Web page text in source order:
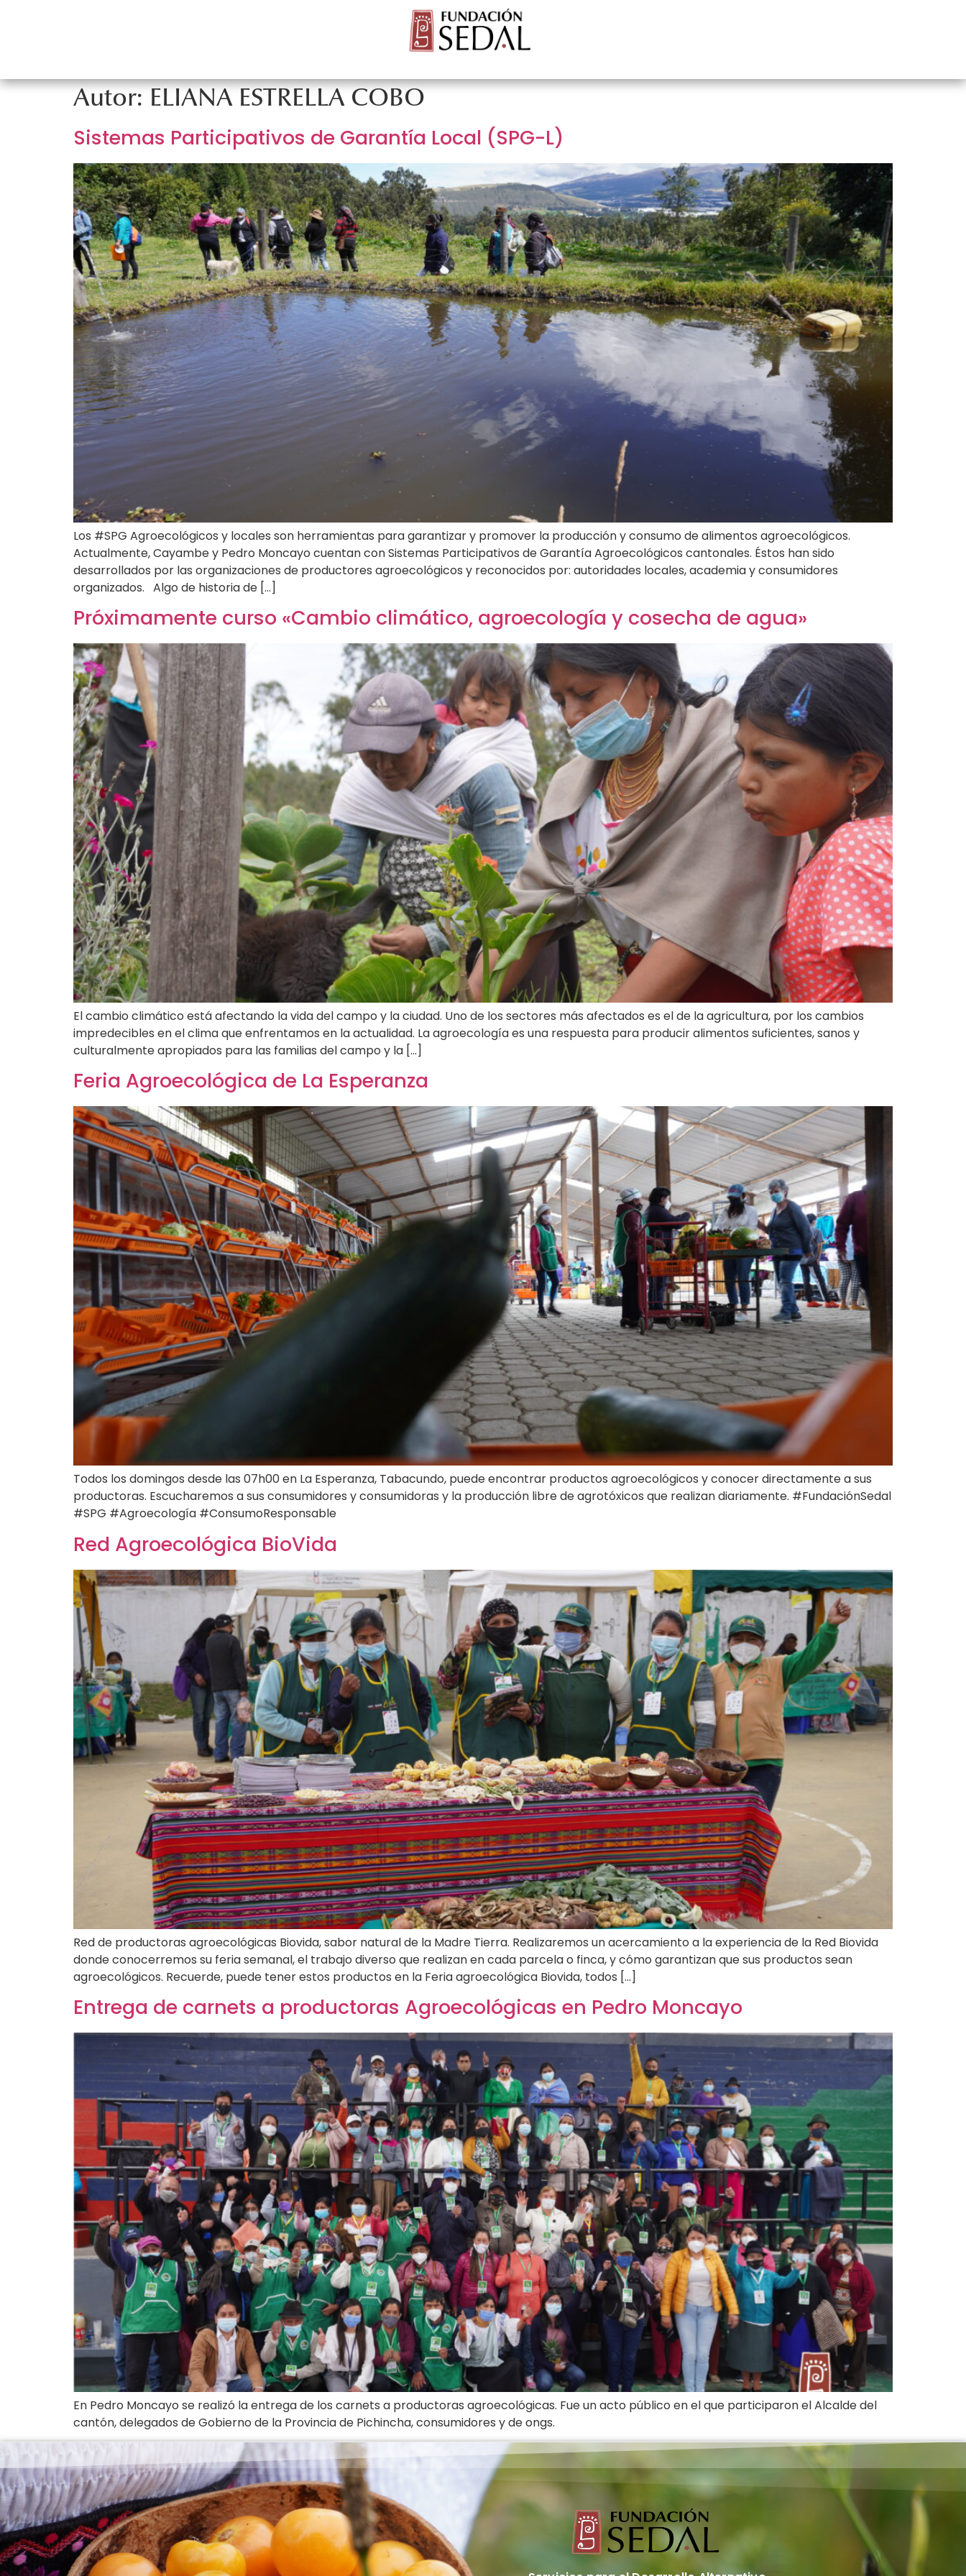
Autor: ELIANA ESTRELLA COBO
Sistemas Participativos de Garantía Local (SPG-L)
Los #SPG Agroecológicos y locales son herramientas para garantizar y promover la producción y consumo de alimentos agroecológicos.
Actualmente, Cayambe y Pedro Moncayo cuentan con Sistemas Participativos de Garantía Agroecológicos cantonales. Éstos han sido
desarrollados por las organizaciones de productores agroecológicos y reconocidos por: autoridades locales, academia y consumidores
organizados. Algo de historia de […]
Próximamente curso «Cambio climático, agroecología y cosecha de agua»
El cambio climático está afectando la vida del campo y la ciudad. Uno de los sectores más afectados es el de la agricultura, por los cambios
impredecibles en el clima que enfrentamos en la actualidad. La agroecología es una respuesta para producir alimentos suficientes, sanos y
culturalmente apropiados para las familias del campo y la […]
Feria Agroecológica de La Esperanza
Todos los domingos desde las 07h00 en La Esperanza, Tabacundo, puede encontrar productos agroecológicos y conocer directamente a sus
productoras. Escucharemos a sus consumidores y consumidoras y la producción libre de agrotóxicos que realizan diariamente. #FundaciónSedal
#SPG #Agroecología #ConsumoResponsable
Red Agroecológica BioVida
Red de productoras agroecológicas Biovida, sabor natural de la Madre Tierra. Realizaremos un acercamiento a la experiencia de la Red Biovida
donde conocerremos su feria semanal, el trabajo diverso que realizan en cada parcela o finca, y cómo garantizan que sus productos sean
agroecológicos. Recuerde, puede tener estos productos en la Feria agroecológica Biovida, todos […]
Entrega de carnets a productoras Agroecológicas en Pedro Moncayo
En Pedro Moncayo se realizó la entrega de los carnets a productoras agroecológicas. Fue un acto público en el que participaron el Alcalde del
cantón, delegados de Gobierno de la Provincia de Pichincha, consumidores y de ongs.